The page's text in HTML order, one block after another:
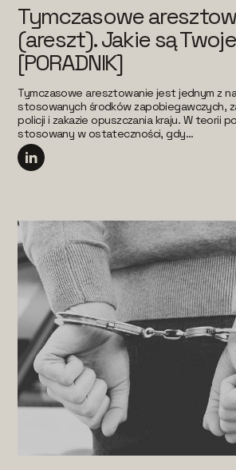
Tymczasowe
(areszt). Jakie są
[PORADNIK]
Tymczasowe aresztowanie jest jednym z
stosowanych środków zapobiegawczych,
policji i zakazie opuszczania kraju. W teorii
stosowany w ostateczności, gdy...